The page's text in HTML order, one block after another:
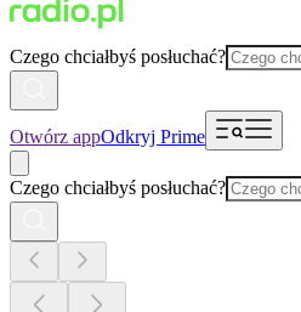
Czego chciałbyś posłuchać?
Otwórz appOdkryj Prime
Czego chciałbyś posłuchać?